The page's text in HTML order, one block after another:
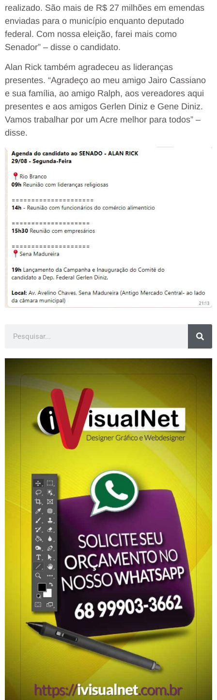
realizado. São mais de R$ 27 milhões em emendas
enviadas para o município enquanto deputado
federal. Com nossa eleição, farei mais como
Senador” – disse o candidato.
Alan Rick também agradeceu as lideranças
presentes. “Agradeço ao meu amigo Jairo Cassiano
e sua família, ao amigo Ralph, aos vereadores aqui
presentes e aos amigos Gerlen Diniz e Gene Diniz.
Vamos trabalhar por um Acre melhor para todos” –
disse.